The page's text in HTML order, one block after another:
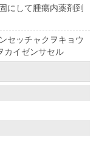
にして腫瘍内薬剤到
セッチャクヲキョウ
カイゼンサセル